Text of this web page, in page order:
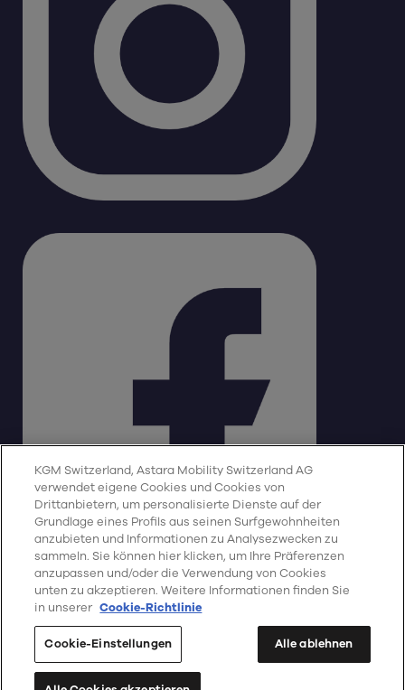
Deutsch Impressum Datenschutz
Cookie-Richtlinie
CO2-Emissionen
Cookie-Einstellungen
© Copyright 2026 KGM Switzerland,
KGM Switzerland, Astara Mobility Switzerland AG
verwendet eigene Cookies und Cookies von
Drittanbietern, um personalisierte Dienste auf der
Grundlage eines Profils aus seinen Surfgewohnheiten
anzubieten und Informationen zu Analysezwecken zu
sammeln. Sie können hier klicken, um Ihre Präferenzen
anzupassen und/oder die Verwendung von Cookies
unten zu akzeptieren. Weitere Informationen finden Sie
in unserer Cookie-Richtlinie
Cookie-Einstellungen Alle ablehnen